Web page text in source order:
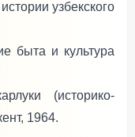
узбекского
быта и культура
(историко-
1964.